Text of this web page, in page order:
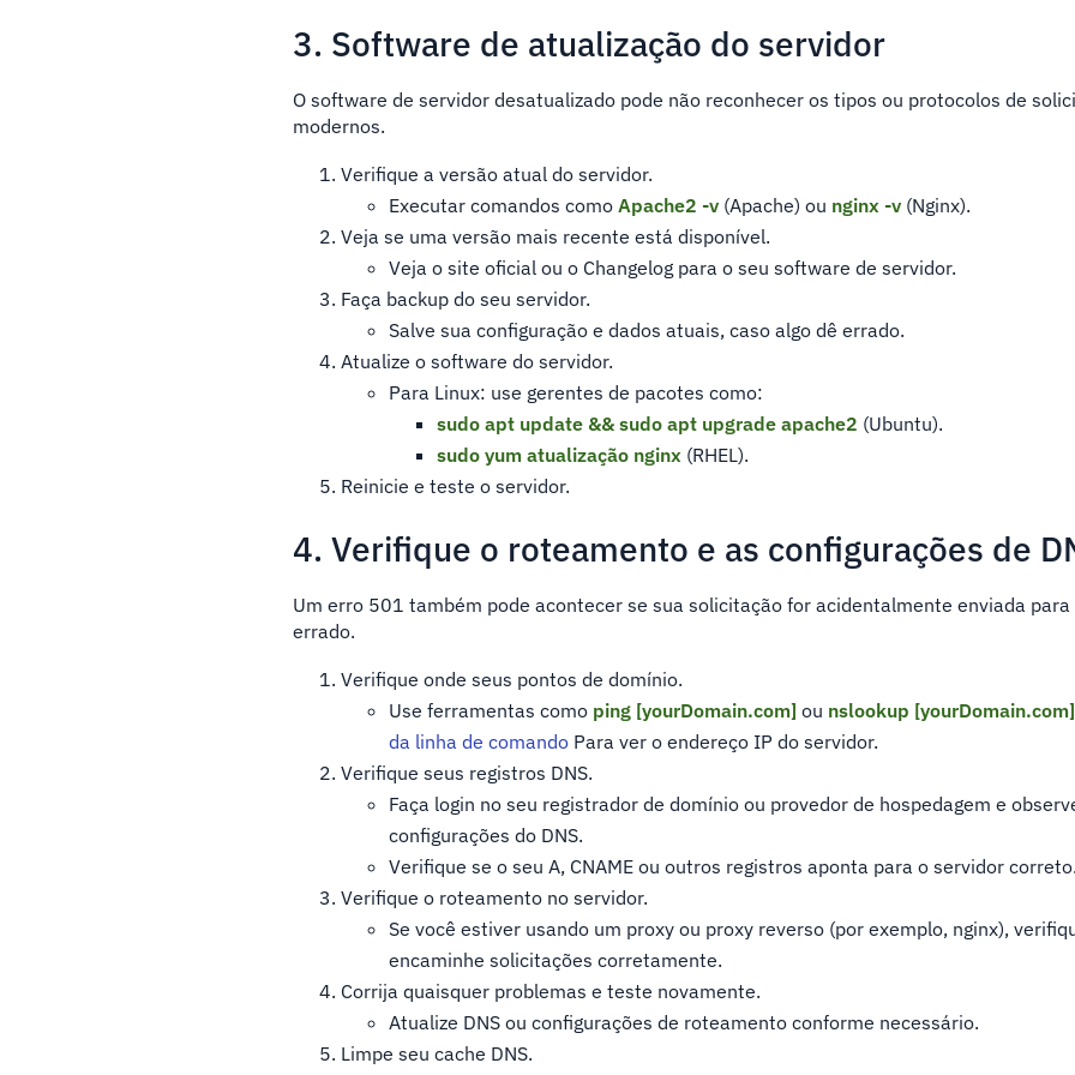
3. Software de atualização do servidor
O software de servidor desatualizado pode não reconhecer os tipos ou protocolos de
modernos.
Verifique a versão atual do servidor.
Executar comandos como Apache2 -v (Apache) ou nginx -v (Nginx).
Veja se uma versão mais recente está disponível.
Veja o site oficial ou o Changelog para o seu software de servidor.
Faça backup do seu servidor.
Salve sua configuração e dados atuais, caso algo dê errado.
Atualize o software do servidor.
Para Linux: use gerentes de pacotes como:
sudo apt update && sudo apt upgrade apache2 (Ubuntu).
sudo yum atualização nginx (RHEL).
Reinicie e teste o servidor.
4. Verifique o roteamento e as configurações de
Um erro 501 também pode acontecer se sua solicitação for acidentalmente enviada para
errado.
Verifique onde seus pontos de domínio.
Use ferramentas como ping [yourDomain.com] ou nslookup [yourDomain.com]
da linha de comando Para ver o endereço IP do servidor.
Verifique seus registros DNS.
Faça login no seu registrador de domínio ou provedor de hospedagem e
configurações do DNS.
Verifique se o seu A, CNAME ou outros registros aponta para o servidor correto.
Verifique o roteamento no servidor.
Se você estiver usando um proxy ou proxy reverso (por exemplo, nginx),
encaminhe solicitações corretamente.
Corrija quaisquer problemas e teste novamente.
Atualize DNS ou configurações de roteamento conforme necessário.
Limpe seu cache DNS.